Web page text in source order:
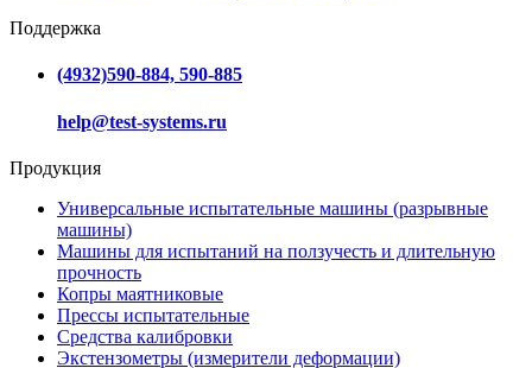
Поддержка
(4932)590-884, 590-885
help@test-systems.ru
Продукция
Универсальные испытательные машины (разрывные
машины)
Машины для испытаний на ползучесть и длительную
прочность
Копры маятниковые
Прессы испытательные
Средства калибровки
Экстензометры (измерители деформации)